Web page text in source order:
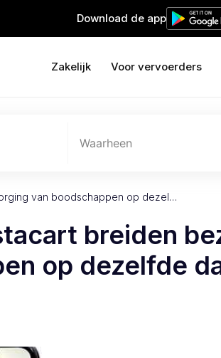
Download de app
Zakelijk Voor vervoerders
Waarheen
van boodschappen op dezel…
breiden
op dezelfde